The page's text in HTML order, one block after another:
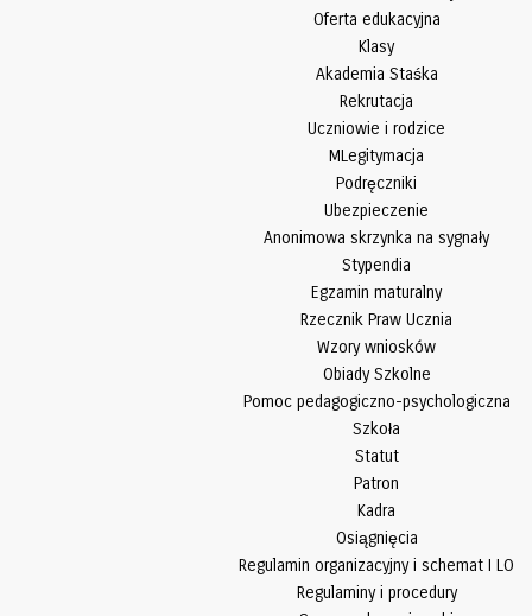
Oferta edukacyjna
Klasy
Akademia Staśka
Rekrutacja
Uczniowie i rodzice
MLegitymacja
Podręczniki
Ubezpieczenie
Anonimowa skrzynka na sygnały
Stypendia
Egzamin maturalny
Rzecznik Praw Ucznia
Wzory wniosków
Obiady Szkolne
Pomoc pedagogiczno-psychologiczna
Szkoła
Statut
Patron
Kadra
Osiągnięcia
Regulamin organizacyjny i schemat I LO
Regulaminy i procedury